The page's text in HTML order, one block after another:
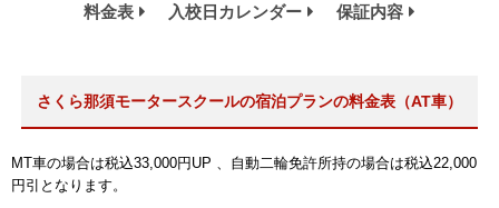
料金表 入校日カレンダー 保証内容
さくら那須モータースクールの宿泊プランの料金表（AT車）
MT車の場合は税込33,000円UP 、自動二輪免許所持の場合は税込22,000
円引となります。